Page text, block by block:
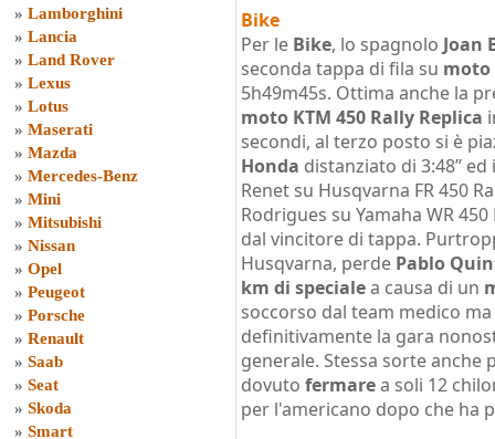
» Lamborghini
» Lancia
» Land Rover
» Lexus
» Lotus
» Maserati
» Mazda
» Mercedes-Benz
» Mini
» Mitsubishi
» Nissan
» Opel
» Peugeot
» Porsche
» Renault
» Saab
» Seat
» Skoda
» Smart
Bike
Per le Bike, lo spagnolo Joan
seconda tappa di fila su moto
5h49m45s. Ottima anche la
moto KTM 450 Rally Replica
secondi, al terzo posto si è
Honda distanziato di 3:48’’
Renet su Husqvarna FR 450
Rodrigues su Yamaha WR
dal vincitore di tappa.
Husqvarna, perde Pablo
km di specialea causa di un
soccorso dal team medico
definitivamente la gara
generale. Stessa sorte anche
dovuto fermarea soli 12
per l'americano dopo che ha